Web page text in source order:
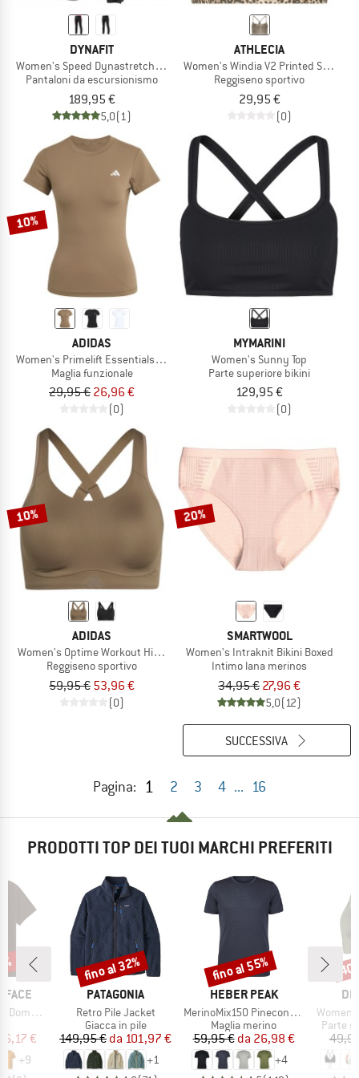
DYNAFIT
Women's Speed Dynastretch Pants
Pantaloni da escursionismo
189,95 €
5,0(1)
ATHLECIA
Women's Windia V2 Printed Sports
Reggiseno sportivo
29,95 €
(0)
10%
ADIDAS
Women's Primelift Essentials Workout Contour Tee
Maglia funzionale
29,95 € 26,96 €
(0)
MYMARINI
Women's Sunny Top
Parte superiore bikini
129,95 €
(0)
10%
ADIDAS
Women's Optime Workout High Support Bra
Reggiseno sportivo
59,95 € 53,96 €
(0)
20%
SMARTWOOL
Women's Intraknit Bikini Boxed
Intimo lana merinos
34,95 € 27,96 €
5,0(12)
Pagina: 1 2 3 4 ... 16
SUCCESSIVA
PRODOTTI TOP DEI TUOI MARCHI PREFERITI
FACE
Sleeve
ridotto
€
+9
MARCHIO
PATAGONIA
Articolo
Retro Pile Jacket
Gruppo di prodotti
Giacca in pile
Prezzo
149,95 € Prezzo ridotto
da 101,97 €
+1
Sconto
fino al 32%
MARCHIO
HEBER PEAK
Articolo
MerinoMix150 PineconeHe. II T-Shirt
Gruppo di prodotti
Maglia merino
Prezzo
59,95 € Prezzo ridotto
da 26,98 €
+4
Sconto
fino al 55%
Articolo
Parte